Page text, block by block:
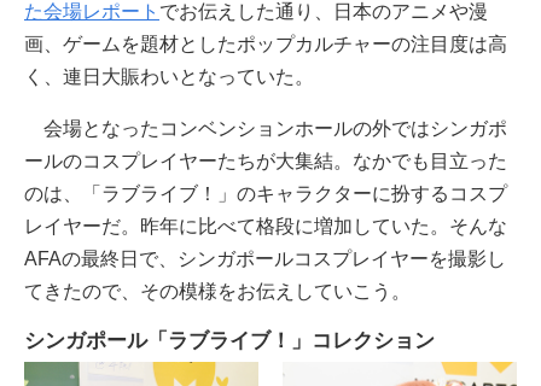
た会場レポート でお伝えした通り、日本のアニメや漫
画、ゲームを題材としたポップカルチャーの注目度は高
く、連日大賑わいとなっていた。
会場となったコンベンションホールの外ではシンガポ
ールのコスプレイヤーたちが大集結。なかでも目立った
のは、「ラブライブ！」のキャラクターに扮するコスプ
レイヤーだ。昨年に比べて格段に増加していた。そんな
AFAの最終日で、シンガポールコスプレイヤーを撮影し
てきたので、その模様をお伝えしていこう。
シンガポール「ラブライブ！」コレクション